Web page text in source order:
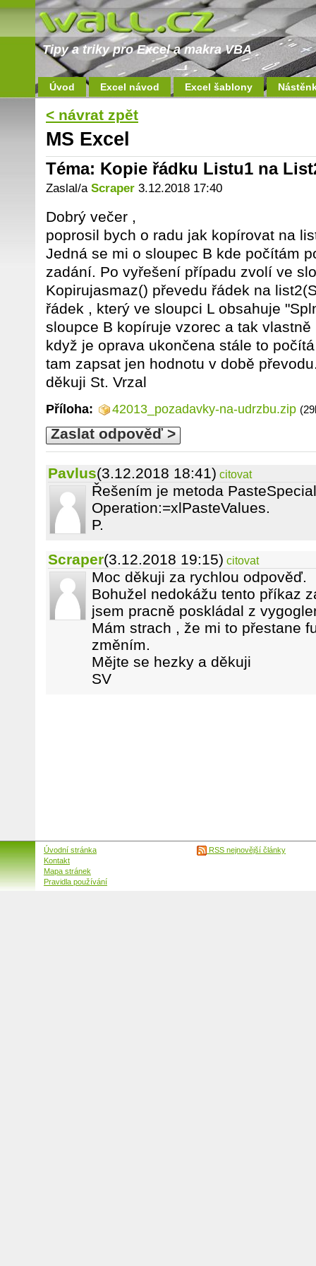
Tipy a triky pro Excel a makra VBA
Úvod Excel návod Excel šablony
< návrat zpět
MS Excel
Téma: Kopie řádku Listu1 na
Zaslal/a Scraper 3.12.2018 17:40
Dobrý večer ,
poprosil bych o radu jak kopírovat na
Jedná se mi o sloupec B kde počítám
zadání. Po vyřešení případu zvolí ve
Kopirujasmaz() převedu řádek na
řádek , který ve sloupci L obsahuje
sloupce B kopíruje vzorec a tak vlastně
když je oprava ukončena stále to
tam zapsat jen hodnotu v době
děkuji St. Vrzal
Příloha: 42013_pozadavky-na-udrzbu.zip
Zaslat odpověď >
Pavlus(3.12.2018 18:41) citovat
Řešením je metoda
Operation:=xlPasteValues.
P.
Scraper(3.12.2018 19:15) citovat
Moc děkuji za rychlou odpověď.
Bohužel nedokážu tento příkaz
jsem pracně poskládal z
Mám strach , že mi to přestane
změním.
Mějte se hezky a děkuji
SV
Úvodní stránka
Kontakt
Mapa stránek
Pravidla používání
RSS nejnovější články